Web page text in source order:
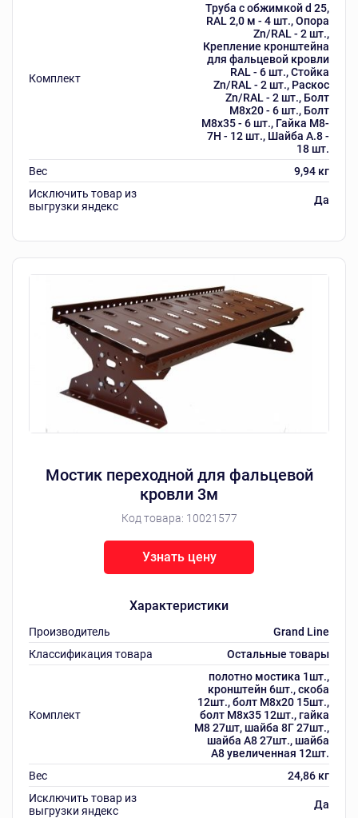
Комплект
Труба с обжимкой d 25,
RAL 2,0 м - 4 шт., Опора
Zn/RAL - 2 шт.,
Крепление кронштейна
для фальцевой кровли
RAL - 6 шт., Стойка
Zn/RAL - 2 шт., Раскос
Zn/RAL - 2 шт., Болт
М8х20 - 6 шт., Болт
М8х35 - 6 шт., Гайка М8-
7Н - 12 шт., Шайба А.8 -
18 шт.
Вес
9,94 кг
Исключить товар из
выгрузки яндекс
Да
Мостик переходной для фальцевой
кровли 3м
Код товара: 10021577
Характеристики
Производитель
Grand Line
Классификация товара
Остальные товары
Комплект
полотно мостика 1шт.,
кронштейн 6шт., скоба
12шт., болт М8х20 15шт.,
болт М8х35 12шт., гайка
М8 27шт, шайба 8Г 27шт.,
шайба А8 27шт., шайба
А8 увеличенная 12шт.
Вес
24,86 кг
Исключить товар из
выгрузки яндекс
Да
Узнать цену